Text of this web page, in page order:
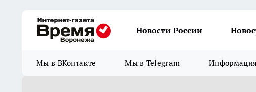
Новости России
Мы в ВКонтакте Мы в Telegram